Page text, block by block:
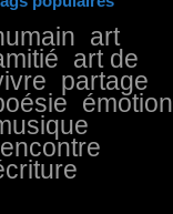
art
art de
partage
émotion